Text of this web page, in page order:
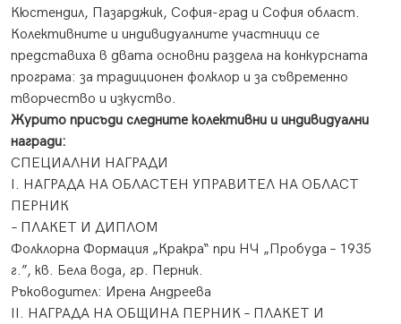
Кюстендил, Пазарджик, София-град и София област.
Колективните и индивидуалните участници се
представиха в двата основни раздела на конкурсната
програма: за традиционен фолклор и за съвременно
творчество и изкуство.
Журито присъди следните колективни и индивидуални
награди:
СПЕЦИАЛНИ НАГРАДИ
І. НАГРАДА НА ОБЛАСТЕН УПРАВИТЕЛ НА ОБЛАСТ
ПЕРНИК
– ПЛАКЕТ И ДИПЛОМ
Фолклорна Формация „Кракра“ при НЧ „Пробуда – 1935
г.”, кв. Бела вода, гр. Перник.
Ръководител: Ирена Андреева
ІІ. НАГРАДА НА ОБЩИНА ПЕРНИК – ПЛАКЕТ И